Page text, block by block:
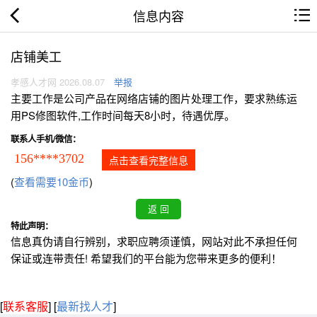
信息内容
店铺美工
孝感人才网 2026.08.07 举报
主要工作是公司产品在网络店铺的图片处理工作，要求熟练运
用PS修图软件,工作时间每天8小时，待遇优厚。
联系人手机/微信：
156****3702 点击查看完整信息
(查看需要10金币)
特此声明：
信息真伪请自行辨别，求职应聘须谨慎，网站对此不承担任何
保证或连带责任! 希望我们的平台能为您带来更多的便利！
[联系客服] [最新找人才]